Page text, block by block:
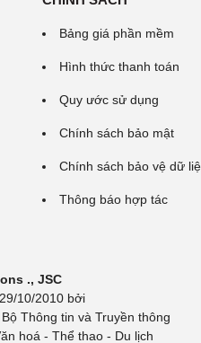
Bảng giá phần mềm
Hình thức thanh toán
Quy ước sử dụng
Chính sách bảo mật
Chính sách bảo vệ dữ
Thông báo hợp tác
., JSC
10/2010 bởi
Thông tin và Truyền thông
hoá - Thể thao - Du lịch